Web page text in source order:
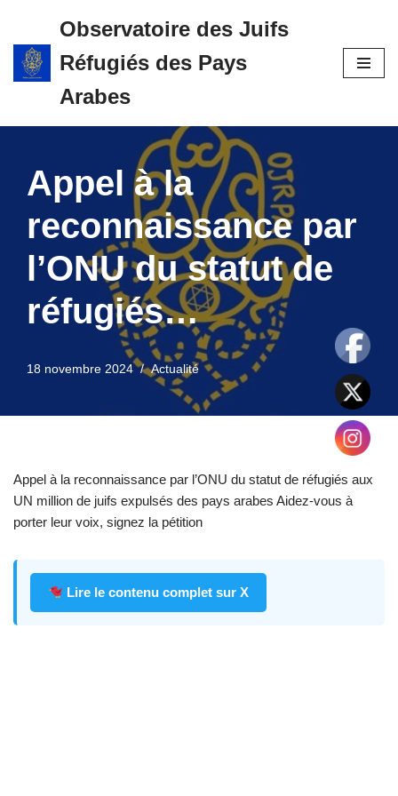
Aller
au
Observatoire des Juifs
Réfugiés des Pays
Arabes
Appel à la
reconnaissance par
l’ONU du statut de
réfugiés…
18 novembre 2024 Actualité
Appel à la reconnaissance par l’ONU du statut de réfugiés aux
UN million de juifs expulsés des pays arabes Aidez-vous à
porter leur voix, signez la pétition
Lire le contenu complet sur X